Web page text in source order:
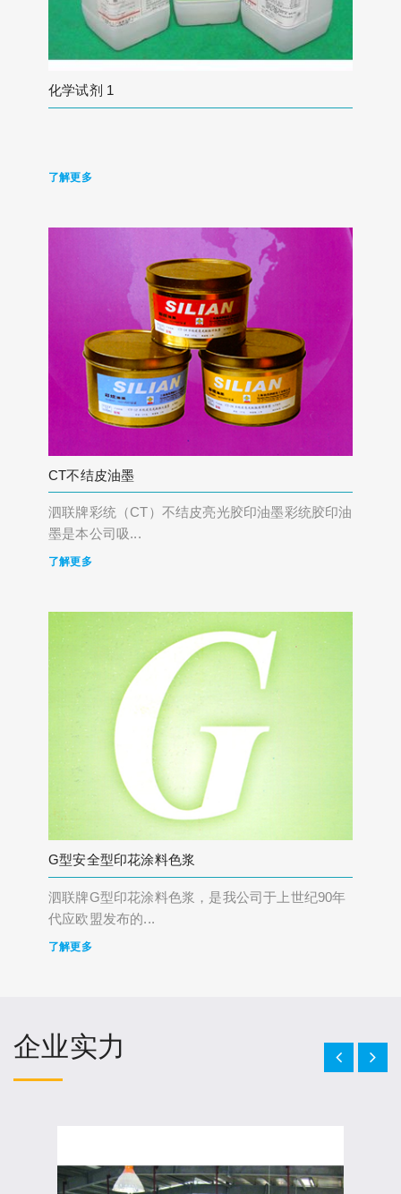
化学试剂 1
了解更多
CT不结皮油墨
泗联牌彩统（CT）不结皮亮光胶印油墨彩统胶印油
墨是本公司吸...
了解更多
G型安全型印花涂料色浆
泗联牌G型印花涂料色浆，是我公司于上世纪90年
代应欧盟发布的...
了解更多
企业实力